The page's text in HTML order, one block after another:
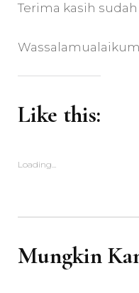
Terima kasih
Wassalamualaikum.
Like this:
Loading...
Mungkin